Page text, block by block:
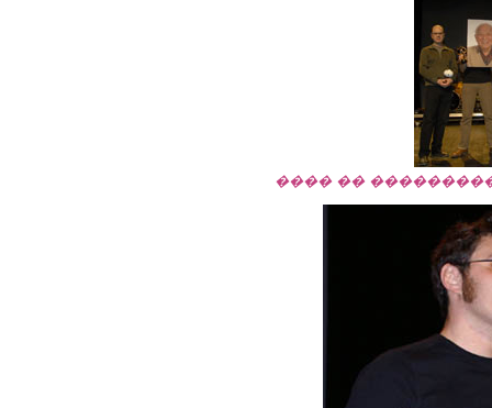
���� ��